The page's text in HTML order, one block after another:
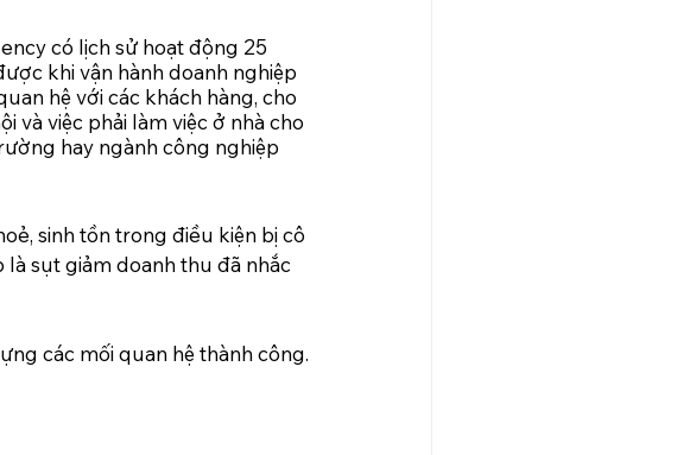
có lịch sử hoạt động 25
khi vận hành doanh nghiệp
hệ với các khách hàng, cho
và việc phải làm việc ở nhà cho
hay ngành công nghiệp
sinh tồn trong điều kiện bị cô
sụt giảm doanh thu đã nhắc
các mối quan hệ thành công.